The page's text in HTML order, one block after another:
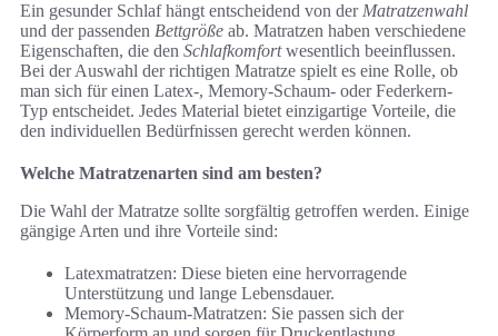
Ein gesunder Schlaf hängt entscheidend von der Matratzenwahl
und der passenden Bettgröße ab. Matratzen haben verschiedene
Eigenschaften, die den Schlafkomfortwesentlich beeinflussen.
Bei der Auswahl der richtigen Matratze spielt es eine Rolle, ob
man sich für einen Latex-, Memory-Schaum- oder Federkern-
Typ entscheidet. Jedes Material bietet einzigartige Vorteile, die
den individuellen Bedürfnissen gerecht werden können.
Welche Matratzenarten sind am besten?
Die Wahl der Matratze sollte sorgfältig getroffen werden. Einige
gängige Arten und ihre Vorteile sind:
Latexmatratzen: Diese bieten eine hervorragende
Unterstützung und lange Lebensdauer.
Memory-Schaum-Matratzen: Sie passen sich der